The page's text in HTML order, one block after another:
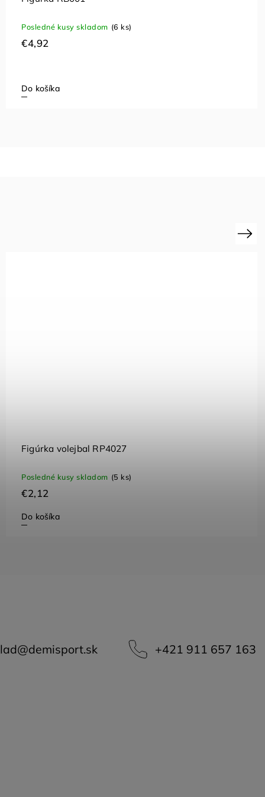
Posledné kusy skladom (6 ks)
€4,92
Do košíka
Figúrka volejbal RP4027
Posledné kusy skladom (5 ks)
€2,12
Do košíka
Next
@demisport.sk +421 911 657 163